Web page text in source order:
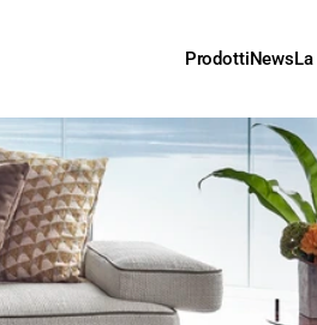
ProdottiNews